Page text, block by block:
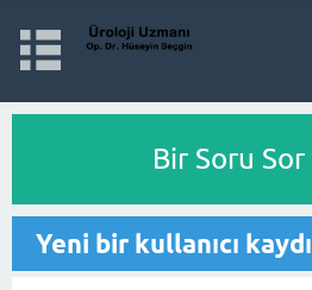
Bir Soru Sor
Yeni bir kullanıcı kaydı